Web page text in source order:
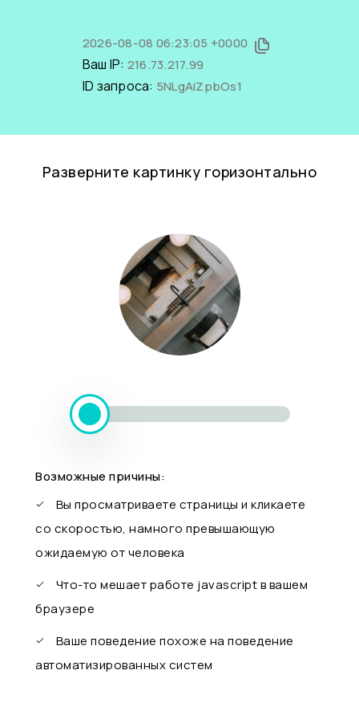
2026-08-08 06:23:05 +0000
Ваш IP: 216.73.217.99
ID запроса: 5NLgAiZpbOs1
Разверните картинку горизонтально
Возможные причины:
Вы просматриваете страницы и кликаете
со скоростью, намного превышающую
ожидаемую от человека
Что-то мешает работе javascript в вашем
браузере
Ваше поведение похоже на поведение
автоматизированных систем